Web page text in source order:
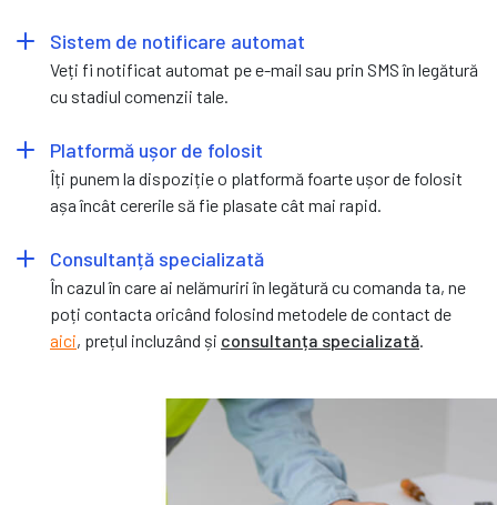
Sistem de notificare automat
Veți fi notificat automat pe e-mail sau prin SMS în legătură
cu stadiul comenzii tale.
Platformă ușor de folosit
Îți punem la dispoziție o platformă foarte ușor de folosit
așa încât cererile să fie plasate cât mai rapid.
Consultanță specializată
În cazul în care ai nelămuriri în legătură cu comanda ta, ne
poți contacta oricând folosind metodele de contact de
aici, prețul incluzând și consultanța specializată.